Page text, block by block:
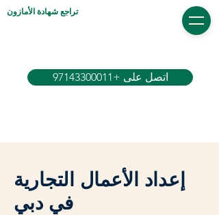
تراجع شهادة الأمازون
اتصل على +97143300011
إعداد الأعمال التجارية
في دبي